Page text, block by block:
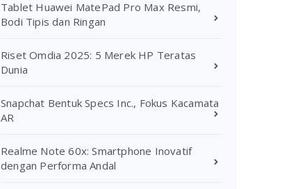
Tablet Huawei MatePad Pro Max Resmi,
Bodi Tipis dan Ringan
Riset Omdia 2025: 5 Merek HP Teratas
Dunia
Snapchat Bentuk Specs Inc., Fokus Kacamata
AR
Realme Note 60x: Smartphone Inovatif
dengan Performa Andal